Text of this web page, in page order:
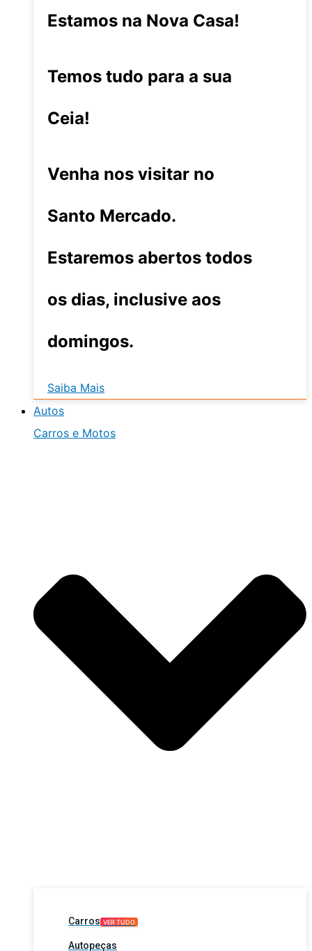
Estamos na Nova Casa!
Temos tudo para a sua
Ceia!
Venha nos visitar no
Santo Mercado.
Estaremos abertos todos
os dias, inclusive aos
domingos.
Saiba Mais
Autos
Carros e Motos
Carros VER TUDO
Autopeças